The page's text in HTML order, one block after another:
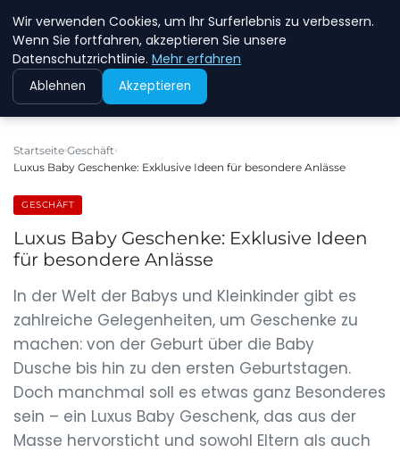
NEW ENERGY JOBS
Startseite Geschäft
Luxus Baby Geschenke: Exklusive Ideen für besondere Anlässe
GESCHÄFT
Luxus Baby Geschenke: Exklusive Ideen
für besondere Anlässe
In der Welt der Babys und Kleinkinder gibt es
zahlreiche Gelegenheiten, um Geschenke zu
machen: von der Geburt über die Baby
Dusche bis hin zu den ersten Geburtstagen.
Doch manchmal soll es etwas ganz Besonderes
sein – ein Luxus Baby Geschenk, das aus der
Masse hervorsticht und sowohl Eltern als auch
Wir verwenden Cookies, um Ihr Surferlebnis zu verbessern.
Wenn Sie fortfahren, akzeptieren Sie unsere
Datenschutzrichtlinie. Mehr erfahren
Ablehnen Akzeptieren